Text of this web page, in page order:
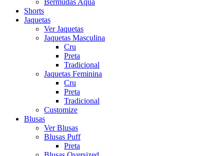
Bermudas Aqua
Shorts
Jaquetas
Ver Jaquetas
Jaquetas Masculina
Cru
Preta
Tradicional
Jaquetas Feminina
Cru
Preta
Tradicional
Customize
Blusas
Ver Blusas
Blusas Puff
Preta